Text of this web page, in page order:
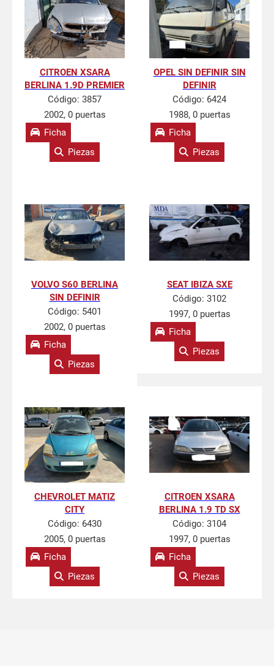
CITROEN XSARA
BERLINA 1.9D PREMIER
Código: 3857
2002, 0 puertas
Ficha
Piezas
OPEL SIN DEFINIR SIN
DEFINIR
Código: 6424
1988, 0 puertas
Ficha
Piezas
VOLVO S60 BERLINA
SIN DEFINIR
Código: 5401
2002, 0 puertas
Ficha
Piezas
SEAT IBIZA SXE
Código: 3102
1997, 0 puertas
Ficha
Piezas
CHEVROLET MATIZ
CITY
Código: 6430
2005, 0 puertas
Ficha
Piezas
CITROEN XSARA
BERLINA 1.9 TD SX
Código: 3104
1997, 0 puertas
Ficha
Piezas